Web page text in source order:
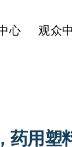
心 观众
药用塑